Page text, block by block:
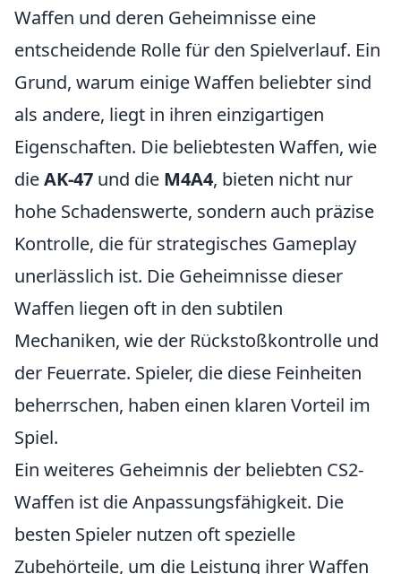
Waffen und deren Geheimnisse eine
entscheidende Rolle für den Spielverlauf. Ein
Grund, warum einige Waffen beliebter sind
als andere, liegt in ihren einzigartigen
Eigenschaften. Die beliebtesten Waffen, wie
dieAK-47 und die M4A4, bieten nicht nur
hohe Schadenswerte, sondern auch präzise
Kontrolle, die für strategisches Gameplay
unerlässlich ist. Die Geheimnisse dieser
Waffen liegen oft in den subtilen
Mechaniken, wie der Rückstoßkontrolle und
der Feuerrate. Spieler, die diese Feinheiten
beherrschen, haben einen klaren Vorteil im
Spiel.
Ein weiteres Geheimnis der beliebten CS2-
Waffen ist die Anpassungsfähigkeit. Die
besten Spieler nutzen oft spezielle
Zubehörteile, um die Leistung ihrer Waffen